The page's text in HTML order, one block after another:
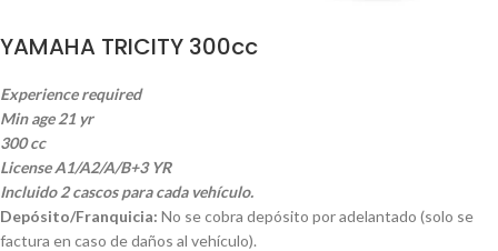
YAMAHA TRICITY 300cc
Experience required
Min age 21 yr
300 cc
License A1/A2/A/B+3 YR
Incluido 2 cascos para cada vehículo.
Depósito/Franquicia: No se cobra depósito por adelantado (solo se
factura en caso de daños al vehículo).